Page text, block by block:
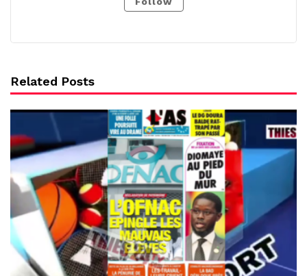
Related Posts